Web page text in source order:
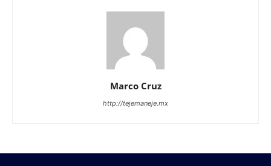
Marco Cruz
http://tejemaneje.mx